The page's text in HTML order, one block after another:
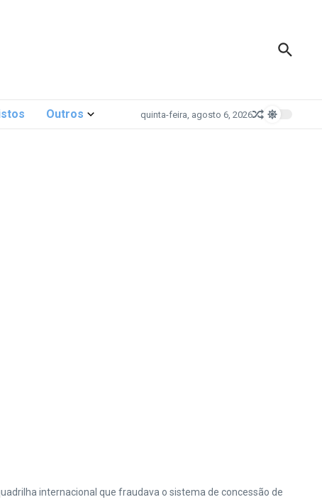
Outros quinta-feira, agosto 6, 2026
internacional que fraudava o sistema de concessão de